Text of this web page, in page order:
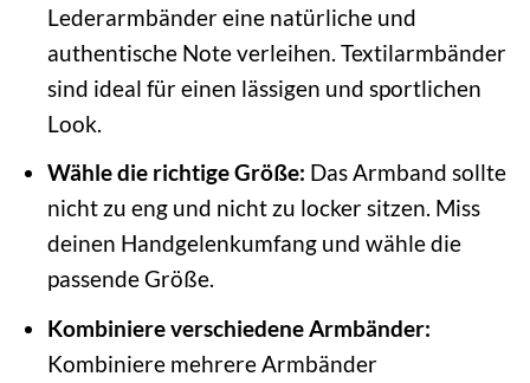
Lederarmbänder eine natürliche und
authentische Note verleihen. Textilarmbänder
sind ideal für einen lässigen und sportlichen
Look.
Wähle die richtige Größe: Das Armband sollte
nicht zu eng und nicht zu locker sitzen. Miss
deinen Handgelenkumfang und wähle die
passende Größe.
Kombiniere verschiedene Armbänder:
Kombiniere mehrere Armbänder